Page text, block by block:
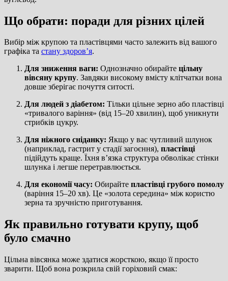
Що обрати: поради для різних цілей
Вибір між крупою та пластівцями часто залежить від вашого
графіка та стану здоров’я.
Для зниження ваги: Однозначно обирайте цільну
вівсяну крупу. Завдяки високому вмісту клітчатки вона
довше зберігає почуття ситості.
Для людей з діабетом: Тільки цільне зерно або пластівці
«тривалого варіння» (від 15–20 хвилин), щоб уникнути
стрибків цукру.
Для ніжного сніданку: Якщо у вас чутливий шлунок
(наприклад, гастрит у стадії загоєння), пластівці
підійдуть краще. Їхня в’язка структура обволікає стінки
шлунка і легше перетравлюється.
Для економії часу: Обирайте пластівці грубого помолу
(варіння 15–20 хв). Це «золота середина» між користю
зерна та зручністю приготування.
Як правильно готувати крупу, щоб
було смачно
Цільна вівсянка може здатися жорсткою, якщо її просто
зварити. Щоб вона розкрила свій горіховий смак: